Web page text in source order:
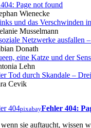
Page not found
Wienecke
und das Verschwinden
Musselmann
Netzwerke ausfallen
Donath
eine Katze und der
Lehn
Tod durch Skandale –
Cevik
pixabayFehler 404:
sie auftaucht, wissen